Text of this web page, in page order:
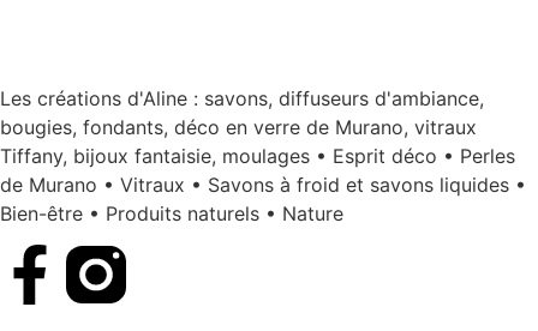
Les créations d'Aline : savons, diffuseurs d'ambiance,
bougies, fondants, déco en verre de Murano, vitraux
Tiffany, bijoux fantaisie, moulages • Esprit déco • Perles
de Murano • Vitraux • Savons à froid et savons liquides •
Bien-être • Produits naturels • Nature